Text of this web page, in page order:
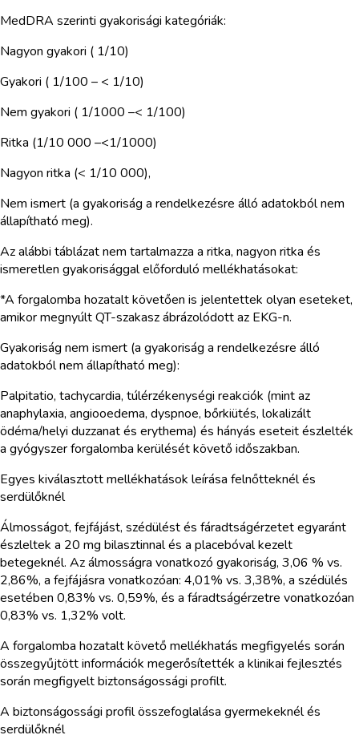
MedDRA szerinti gyakorisági kategóriák:
Nagyon gyakori ( 1/10)
Gyakori ( 1/100 – < 1/10)
Nem gyakori ( 1/1000 –< 1/100)
Ritka (1/10 000 –<1/1000)
Nagyon ritka (< 1/10 000),
Nem ismert (a gyakoriság a rendelkezésre álló adatokból nem
állapítható meg).
Az alábbi táblázat nem tartalmazza a ritka, nagyon ritka és
ismeretlen gyakorisággal előforduló mellékhatásokat:
*A forgalomba hozatalt követően is jelentettek olyan eseteket,
amikor megnyúlt QT-szakasz ábrázolódott az EKG-n.
Gyakoriság nem ismert (a gyakoriság a rendelkezésre álló
adatokból nem állapítható meg):
Palpitatio, tachycardia, túlérzékenységi reakciók (mint az
anaphylaxia, angiooedema, dyspnoe, bőrkiütés, lokalizált
ödéma/helyi duzzanat és erythema) és hányás eseteit észlelték
a gyógyszer forgalomba kerülését követő időszakban.
Egyes kiválasztott mellékhatások leírása felnőtteknél és
serdülőknél
Álmosságot, fejfájást, szédülést és fáradtságérzetet egyaránt
észleltek a 20 mg bilasztinnal és a placebóval kezelt
betegeknél. Az álmosságra vonatkozó gyakoriság, 3,06 % vs.
2,86%, a fejfájásra vonatkozóan: 4,01% vs. 3,38%, a szédülés
esetében 0,83% vs. 0,59%, és a fáradtságérzetre vonatkozóan
0,83% vs. 1,32% volt.
A forgalomba hozatalt követő mellékhatás megfigyelés során
összegyűjtött információk megerősítették a klinikai fejlesztés
során megfigyelt biztonságossági profilt.
A biztonságossági profil összefoglalása gyermekeknél és
serdülőknél